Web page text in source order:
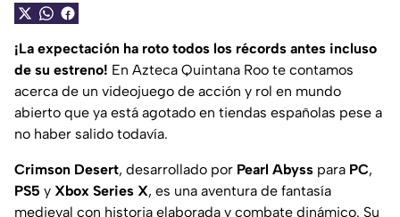
¡La expectación ha roto todos los récords antes incluso
de su estreno! En Azteca Quintana Roo te contamos
acerca de un videojuego de acción y rol en mundo
abierto que ya está agotado en tiendas españolas pese a
no haber salido todavía.
Crimson Desert, desarrollado por Pearl Abyss para PC,
PS5 y Xbox Series X, es una aventura de fantasía
medieval con historia elaborada y combate dinámico. Su